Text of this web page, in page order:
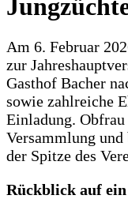
Am 6. Februar
zur
Gasthof Bacher
sowie zahlreiche
Einladung.
Versammlung
der Spitze des
Rückblick auf